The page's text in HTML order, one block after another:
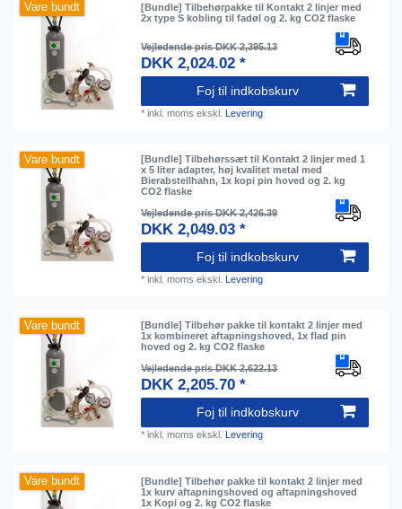
Vare bundt
[Bundle] Tilbehørpakke til Kontakt 2 linjer med
2x type S kobling til fadøl og 2. kg CO2 flaske
Vejledende pris DKK 2,395.13
DKK 2,024.02 *
Foj til indkobskurv
*inkl. moms ekskl. Levering
Vare bundt
[Bundle] Tilbehørssæt til Kontakt 2 linjer med 1
x 5 liter adapter, høj kvalitet metal med
Bierabstellhahn, 1x kopi pin hoved og 2. kg
CO2 flaske
Vejledende pris DKK 2,426.39
DKK 2,049.03 *
Foj til indkobskurv
*inkl. moms ekskl. Levering
Vare bundt
[Bundle] Tilbehør pakke til kontakt 2 linjer med
1x kombineret aftapningshoved, 1x flad pin
hoved og 2. kg CO2 flaske
Vejledende pris DKK 2,622.13
DKK 2,205.70 *
Foj til indkobskurv
*inkl. moms ekskl. Levering
Vare bundt
[Bundle] Tilbehør pakke til kontakt 2 linjer med
1x kurv aftapningshoved og aftapningshoved
1x Kopi og 2. kg CO2 flaske